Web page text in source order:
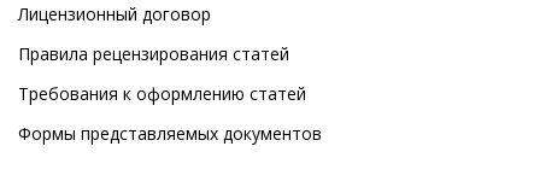
Лицензионный договор
Правила рецензирования статей
Требования к оформлению статей
Формы представляемых документов